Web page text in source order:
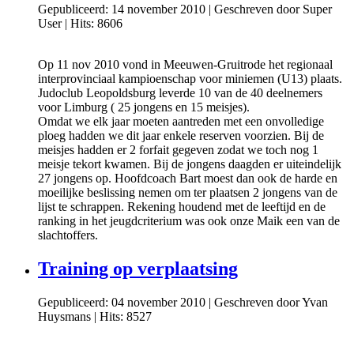
Gepubliceerd: 14 november 2010 | Geschreven door Super
User| Hits: 8606
Op 11 nov 2010 vond in Meeuwen-Gruitrode het regionaal
interprovinciaal kampioenschap voor miniemen (U13) plaats.
Judoclub Leopoldsburg leverde 10 van de 40 deelnemers
voor Limburg ( 25 jongens en 15 meisjes).
Omdat we elk jaar moeten aantreden met een onvolledige
ploeg hadden we dit jaar enkele reserven voorzien. Bij de
meisjes hadden er 2 forfait gegeven zodat we toch nog 1
meisje tekort kwamen. Bij de jongens daagden er uiteindelijk
27 jongens op. Hoofdcoach Bart moest dan ook de harde en
moeilijke beslissing nemen om ter plaatsen 2 jongens van de
lijst te schrappen. Rekening houdend met de leeftijd en de
ranking in het jeugdcriterium was ook onze Maik een van de
slachtoffers.
Training op verplaatsing
Gepubliceerd: 04 november 2010 | Geschreven door Yvan
Huysmans | Hits: 8527